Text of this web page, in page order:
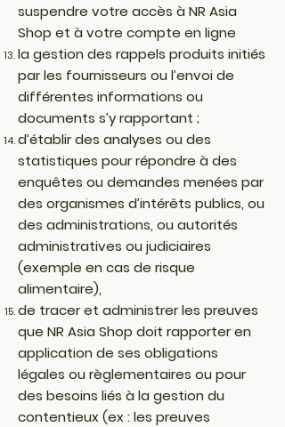
suspendre votre accès à NR Asia
Shop et à votre compte en ligne
la gestion des rappels produits initiés
par les fournisseurs ou l’envoi de
différentes informations ou
documents s’y rapportant ;
d’établir des analyses ou des
statistiques pour répondre à des
enquêtes ou demandes menées par
des organismes d’intérêts publics, ou
des administrations, ou autorités
administratives ou judiciaires
(exemple en cas de risque
alimentaire),
de tracer et administrer les preuves
que NR Asia Shop doit rapporter en
application de ses obligations
légales ou règlementaires ou pour
des besoins liés à la gestion du
contentieux (ex : les preuves